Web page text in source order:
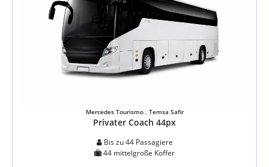
Mercedes Tourismo , Temsa Safir
Privater Coach 44px
Bis zu 44 Passagiere
44 mittelgroße Koffer